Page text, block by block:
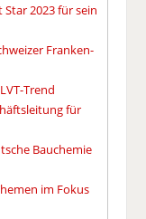
2023 für sein
Franken-
Trend
für
Bauchemie
im Fokus